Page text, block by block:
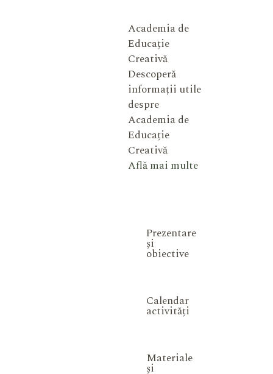
Academia de
Educație
Creativă
Descoperă
informații utile
despre
Academia de
Educație
Creativă
Află mai multe
Prezentare
și
obiective
Calendar
activități
Materiale
și